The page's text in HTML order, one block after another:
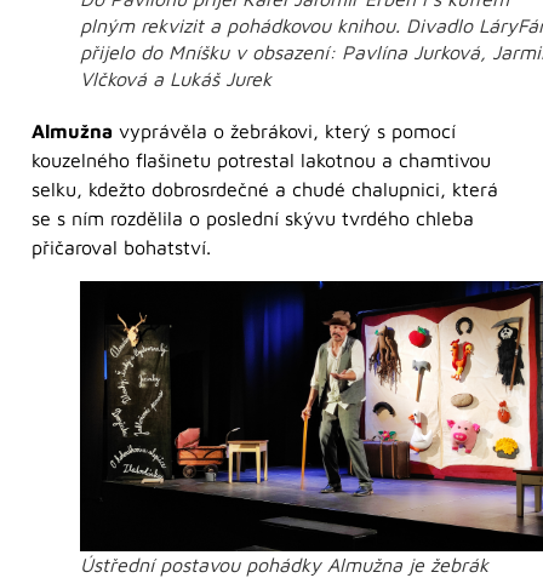
plným rekvizit a pohádkovou knihou. Divadlo
přijelo do Mníšku v obsazení: Pavlína Jurková,
Vlčková a Lukáš Jurek
Almužna vyprávěla o žebrákovi, který s pomocí
kouzelného flašinetu potrestal lakotnou a chamtivou
selku, kdežto dobrosrdečné a chudé chalupnici, která
se s ním rozdělila o poslední skývu tvrdého chleba
přičaroval bohatství.
Ústřední postavou pohádky Almužna je žebrák